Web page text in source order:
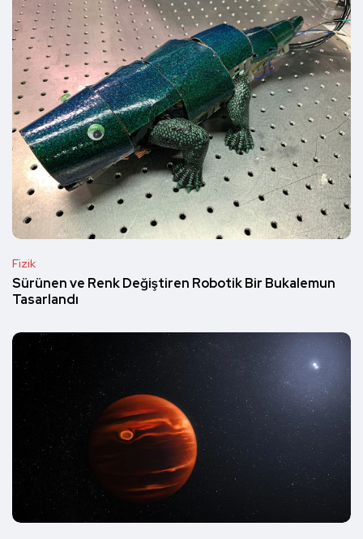
Fizik
Sürünen ve Renk Değiştiren Robotik Bir Bukalemun
Tasarlandı